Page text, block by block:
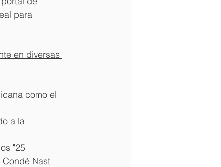
para
en diversas
como el
a la
"25
Nast